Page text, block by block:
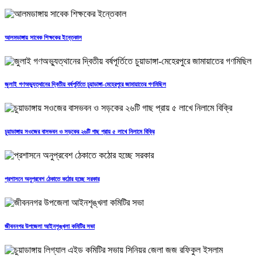
আলমডাঙ্গায় সাবেক শিক্ষকের ইন্তেকাল
জুলাই গণঅভ্যুত্থানের দ্বিতীয় বর্ষপূর্তিতে চুয়াডাঙ্গা-মেহেরপুরে জামায়াতের গণমিছিল
চুয়াডাঙ্গায় সওজের বাসভবন ও সড়কের ২৬টি গাছ প্রায় ৫ লাখে নিলামে বিক্রি
প্রশাসনে অনুপ্রবেশ ঠেকাতে কঠোর হচ্ছে সরকার
জীবননগর উপজেলা আইনশৃঙ্খলা কমিটির সভা